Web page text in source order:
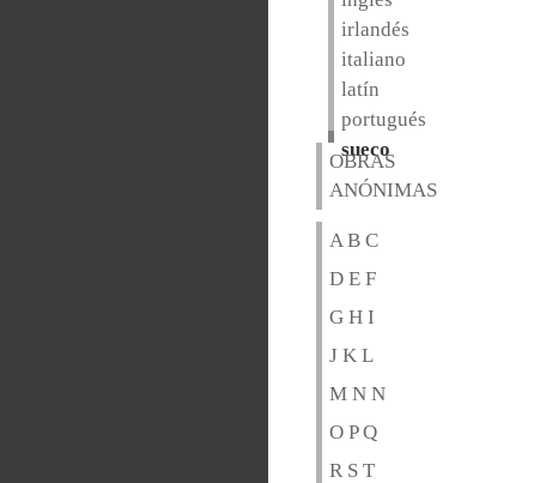
irlandés
italiano
latín
portugués
sueco
OBRAS
ANÓNIMAS
A B C
D E F
G H I
J K L
M N N
O P Q
R S T